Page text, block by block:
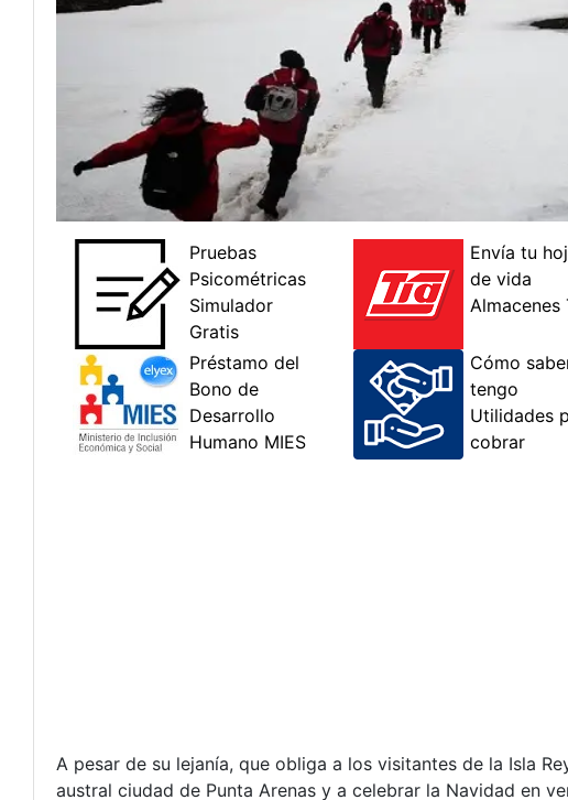
A pesar de su lejanía, que obliga a los visitantes de la Isla
austral ciudad de Punta Arenas y a celebrar la Navidad en